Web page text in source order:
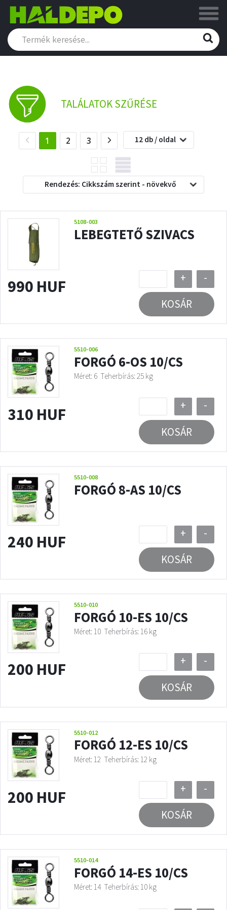
TALÁLATOK SZŰRÉSE
1 (current)
2 3 12 db / oldal
Rendezés: Cikkszám szerint - növekvő
5108-003
LEBEGTETŐ SZIVACS
990 HUF +
-
KOSÁR
5510-006
FORGÓ 6-OS 10/CS
Méret: 6 Teherbírás: 25 kg
310 HUF +
-
KOSÁR
5510-008
FORGÓ 8-AS 10/CS
240 HUF +
-
KOSÁR
5510-010
FORGÓ 10-ES 10/CS
Méret: 10 Teherbírás: 16 kg
200 HUF +
-
KOSÁR
5510-012
FORGÓ 12-ES 10/CS
Méret: 12 Teherbírás: 12 kg
200 HUF +
-
KOSÁR
5510-014
FORGÓ 14-ES 10/CS
Méret: 14 Teherbírás: 10 kg